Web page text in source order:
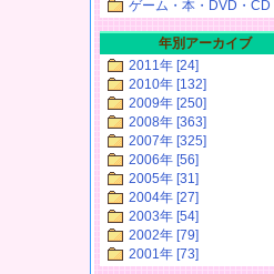
ゲーム・本・DVD・CD
年別アーカイブ
2011年 [24]
2010年 [132]
2009年 [250]
2008年 [363]
2007年 [325]
2006年 [56]
2005年 [31]
2004年 [27]
2003年 [54]
2002年 [79]
2001年 [73]